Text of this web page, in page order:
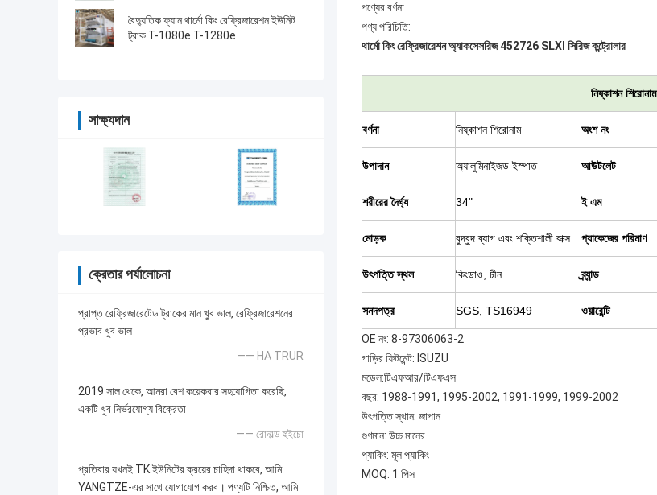
বৈদ্যুতিক ফ্যান থার্মো কিং রেফ্রিজারেশন ইউনিট
ট্রাক T-1080e T-1280e
সাক্ষ্যদান
ক্রেতার পর্যালোচনা
প্রাপ্ত রেফ্রিজারেটেড ট্রাকের মান খুব ভাল, রেফ্রিজারেশনের
প্রভাব খুব ভাল
—— HA TRUR
2019 সাল থেকে, আমরা বেশ কয়েকবার সহযোগিতা করেছি,
একটি খুব নির্ভরযোগ্য বিক্রেতা
—— রোনাল্ড হুইচো
প্রতিবার যখনই TK ইউনিটের ক্রয়ের চাহিদা থাকবে, আমি
YANGTZE-এর সাথে যোগাযোগ করব। পণ্যটি নিশ্চিত, আমি
পণ্যের বর্ণনা
পণ্য পরিচিতি:
থার্মো কিং রেফ্রিজারেশন অ্যাকসেসরিজ 452726 SLXI সিরিজ কন্ট্রোলার
নিষ্কাশন শিরোনাম
বর্ণনা নিষ্কাশন শিরোনাম অংশ নং
উপাদান অ্যালুমিনাইজড ইস্পাত আউটলেট
শরীরের দৈর্ঘ্য 34" ই এম
মোড়ক বুদ্বুদ ব্যাগ এবং শক্তিশালী বাক্স প্যাকেজের পরিমাণ
উৎপত্তি স্থল কিংডাও, চীন ব্র্যান্ড
সনদপত্র SGS, TS16949 ওয়ারেন্টি
OE নং: 8-97306063-2
গাড়ির ফিটমেন্ট: ISUZU
মডেল:টিএফআর/টিএফএস
বছর: 1988-1991, 1995-2002, 1991-1999, 1999-2002
উৎপত্তি স্থান: জাপান
গুণমান: উচ্চ মানের
প্যাকিং: মূল প্যাকিং
MOQ: 1 পিস